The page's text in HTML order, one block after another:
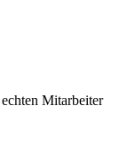
Mitarbeiter